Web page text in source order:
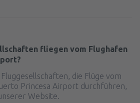
fliegen vom Flughafen
die Flüge vom
Princesa Airport durchführen,
Website.